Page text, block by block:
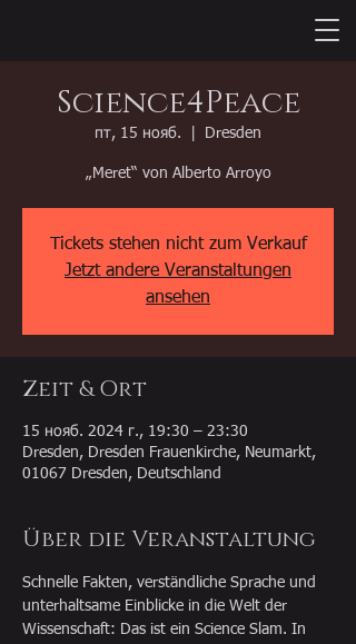
Science4Peace
пт, 15 нояб. Dresden
„Meret“ von Alberto Arroyo
Tickets stehen nicht zum Verkauf
Jetzt andere Veranstaltungen
ansehen
Zeit & Ort
15 нояб. 2024 г., 19:30 – 23:30
Dresden, Dresden Frauenkirche, Neumarkt,
01067 Dresden, Deutschland
Über die Veranstaltung
Schnelle Fakten, verständliche Sprache und
unterhaltsame Einblicke in die Welt der
Wissenschaft: Das ist ein Science Slam. In